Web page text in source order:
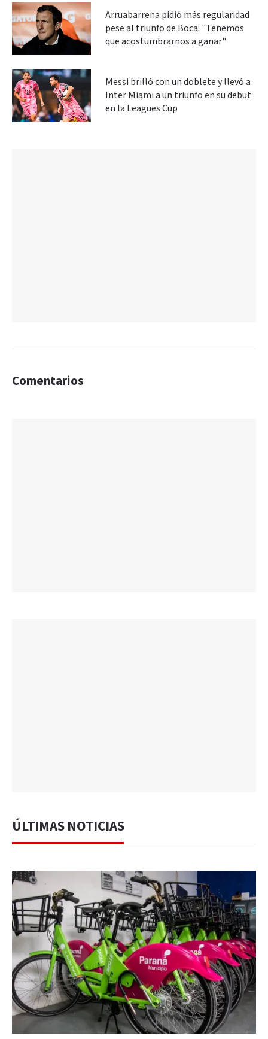
Arruabarrena pidió más regularidad
pese al triunfo de Boca: "Tenemos
que acostumbrarnos a ganar"
Messi brilló con un doblete y llevó a
Inter Miami a un triunfo en su debut
en la Leagues Cup
Comentarios
ÚLTIMAS NOTICIAS